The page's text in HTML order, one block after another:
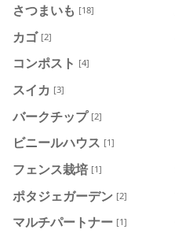
さつまいも [18]
カゴ [2]
コンポスト [4]
スイカ [3]
バークチップ [2]
ビニールハウス [1]
フェンス栽培 [1]
ポタジェガーデン [2]
マルチパートナー [1]